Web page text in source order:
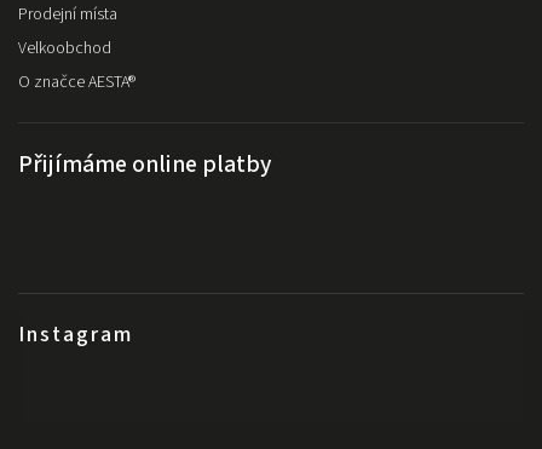
Prodejní místa
Velkoobchod
O značce AESTA®
Instagram
Přijímáme online platby